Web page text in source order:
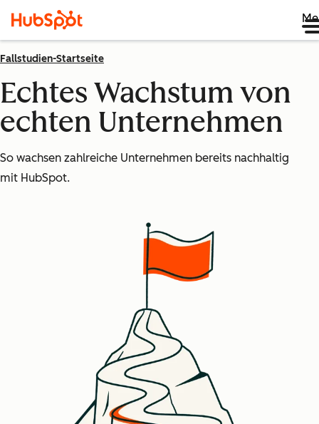
Fallstudien-Startseite
Echtes Wachstum von
echten Unternehmen
So wachsen zahlreiche Unternehmen bereits nachhaltig
mit HubSpot.